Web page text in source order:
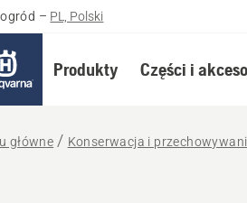
– PL, Polski
Produkty Części i
główne Konserwacja i